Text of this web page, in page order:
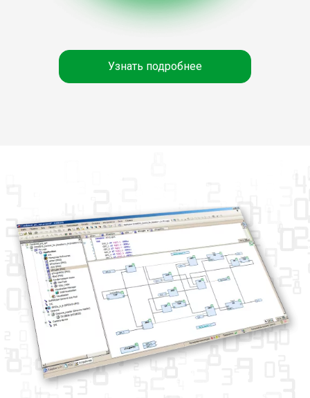
Узнать подробнее